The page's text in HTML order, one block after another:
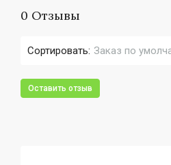
0 Отзывы
Сортировать: Заказ по
Оставить отзыв